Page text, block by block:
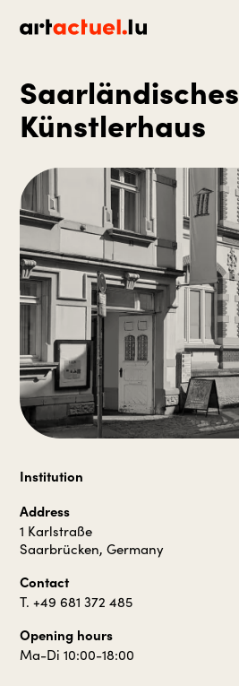
Saarländisches
Künstlerhaus
Institution
Address
1 Karlstraße
Saarbrücken, Germany
Contact
T. +49 681 372 485
Opening hours
Ma-Di 10:00-18:00